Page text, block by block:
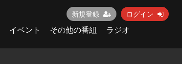
新規登録 ログイン
イベント その他の番組
ラジオ